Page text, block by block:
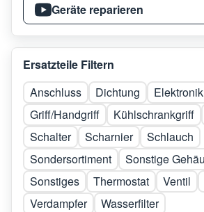
Geräte reparieren
Ersatzteile Filtern
Anschluss
Dichtung
Elektronik
Griff/Handgriff
Kühlschrankgriff
Schalter
Scharnier
Schlauch
Sondersortiment
Sonstige
Sonstiges
Thermostat Ventil
Verdampfer
Wasserfilter